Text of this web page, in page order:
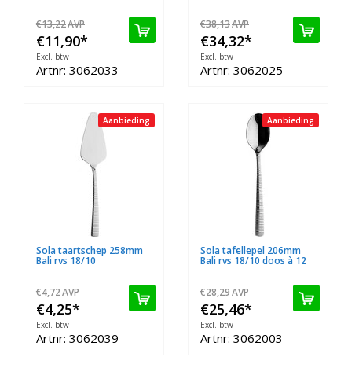
€13,22AVP
€11,90*
Excl. btw
Artnr: 3062033
€38,13AVP
€34,32*
Excl. btw
Artnr: 3062025
Aanbieding
Sola taartschep 258mm
Bali rvs 18/10
€4,72AVP
€4,25*
Excl. btw
Artnr: 3062039
Aanbieding
Sola tafellepel 206mm
Bali rvs 18/10 doos à 12
€28,29AVP
€25,46*
Excl. btw
Artnr: 3062003